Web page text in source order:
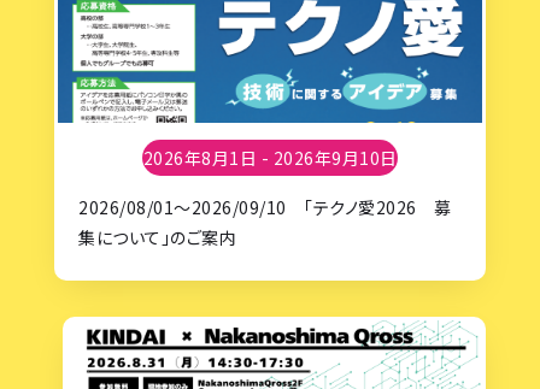
2026年8月1日 - 2026年9月10日
2026/08/01～2026/09/10 「テクノ愛2026 募
集について」のご案内